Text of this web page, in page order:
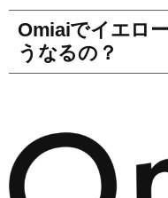
Omiaiでイエロ
うなるの？